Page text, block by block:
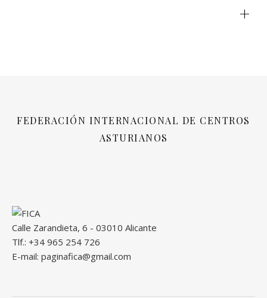
+
FEDERACIÓN INTERNACIONAL DE CENTROS
ASTURIANOS
Calle Zarandieta, 6 - 03010 Alicante
Tlf.: +34 965 254 726
E-mail: paginafica@gmail.com